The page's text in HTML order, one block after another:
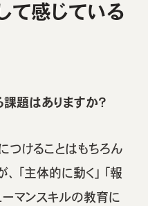
て感じている
題はありますか？
つけることはもちろん
「主体的に動く」「報
ーマンスキルの教育に